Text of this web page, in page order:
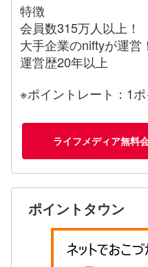
特徴
会員数315万人以上！
大手企業のniftyが運営！
運営歴20年以上
※ポイントレート：1
ライフメディア無料
ポイントタウン